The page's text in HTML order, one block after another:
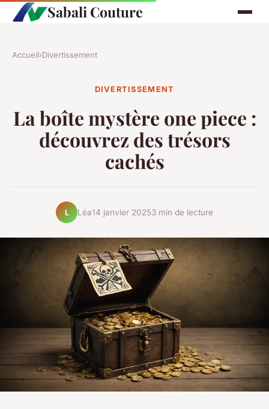
Sabali Couture
Accueil›Divertissement
DIVERTISSEMENT
La boîte mystère one piece :
découvrez des trésors
cachés
L Léa14 janvier 20253 min de lecture